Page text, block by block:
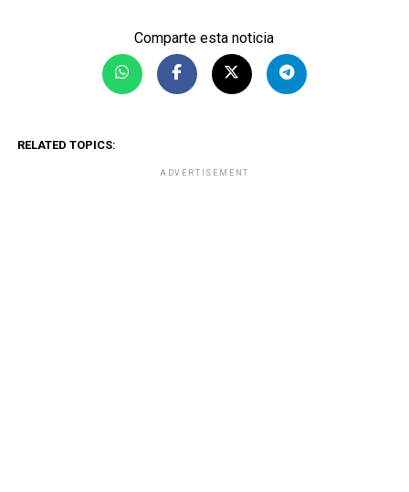
Comparte esta noticia
RELATED TOPICS:
ADVERTISEMENT